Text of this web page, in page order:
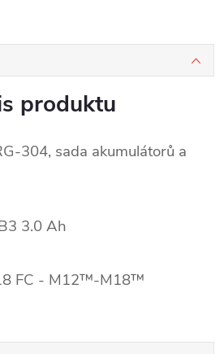
produktu
304, sada akumulátorů a
3.0 Ah
- M12™-M18™